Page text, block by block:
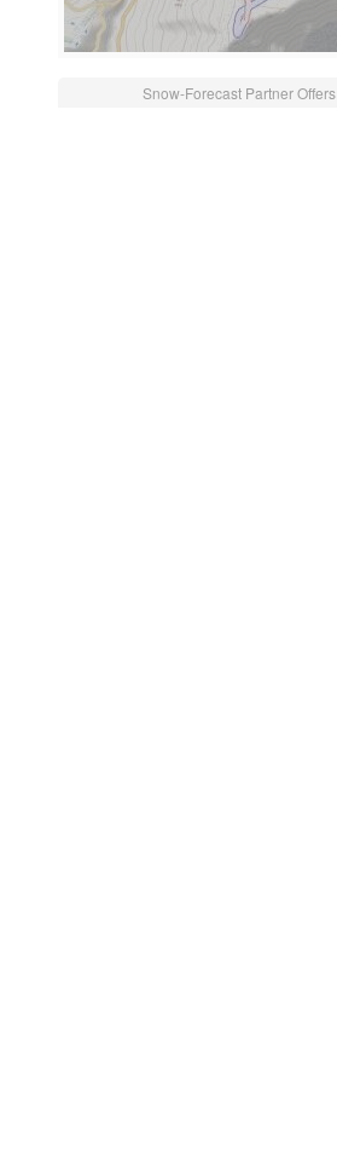
Snow-Forecast Partner Offers